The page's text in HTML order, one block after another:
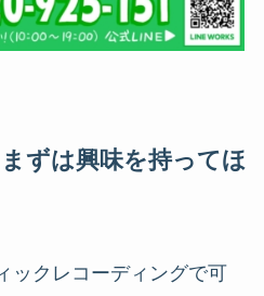
ずは興味を持ってほ
ックレコーディングで可